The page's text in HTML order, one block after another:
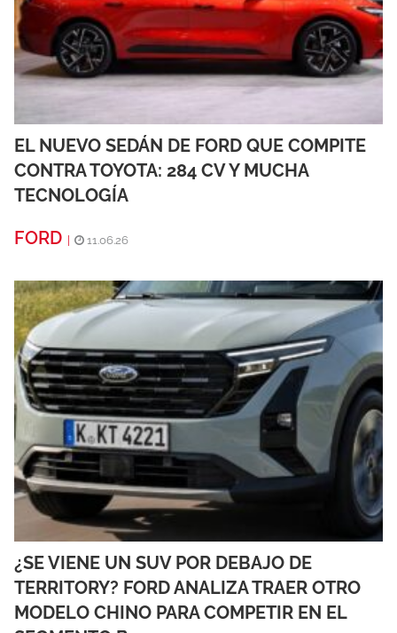
EL NUEVO SEDÁN DE FORD QUE COMPITE
CONTRA TOYOTA: 284 CV Y MUCHA
TECNOLOGÍA
FORD
11.06.26
¿SE VIENE UN SUV POR DEBAJO DE
TERRITORY? FORD ANALIZA TRAER OTRO
MODELO CHINO PARA COMPETIR EN EL